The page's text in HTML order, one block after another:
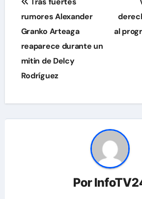
de
entradas
rumores Alexander
Granko Arteaga
reaparece durante un
mitin de Delcy
Rodríguez
al
Por